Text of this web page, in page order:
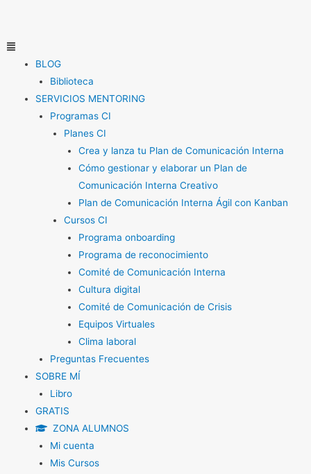
contenido
Menú
BLOG
Biblioteca
SERVICIOS MENTORING
Programas CI
Planes CI
Crea y lanza tu Plan de Comunicación Interna
Cómo gestionar y elaborar un Plan de
Comunicación Interna Creativo
Plan de Comunicación Interna Ágil con Kanban
Cursos CI
Programa onboarding
Programa de reconocimiento
Comité de Comunicación Interna
Cultura digital
Comité de Comunicación de Crisis
Equipos Virtuales
Clima laboral
Preguntas Frecuentes
SOBRE MÍ
Libro
GRATIS
ZONA ALUMNOS
Mi cuenta
Mis Cursos